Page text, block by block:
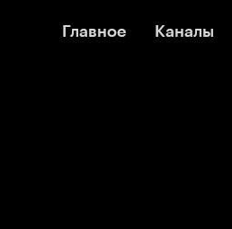
Главное Каналы
Главное Каналы